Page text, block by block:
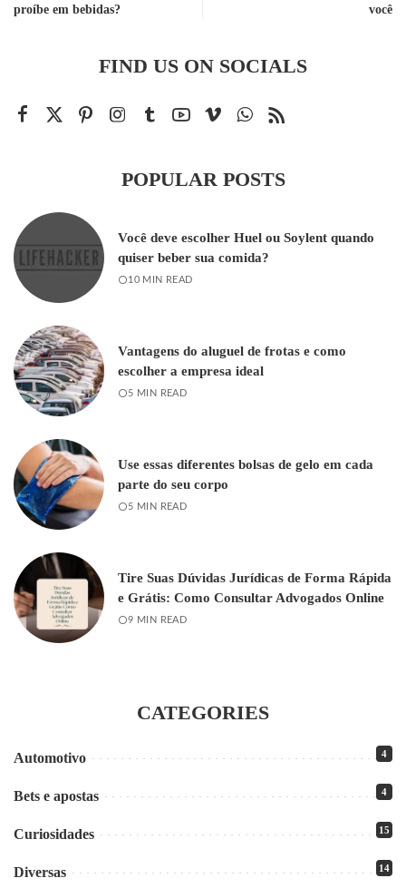
proíbe em bebidas?
você
FIND US ON SOCIALS
POPULAR POSTS
Você deve escolher Huel ou Soylent quando
quiser beber sua comida?
10 MIN READ
Vantagens do aluguel de frotas e como
escolher a empresa ideal
5 MIN READ
Use essas diferentes bolsas de gelo em cada
parte do seu corpo
5 MIN READ
Tire Suas Dúvidas Jurídicas de Forma Rápida
e Grátis: Como Consultar Advogados Online
9 MIN READ
CATEGORIES
Automotivo 4
Bets e apostas 4
Curiosidades 15
Diversas 14